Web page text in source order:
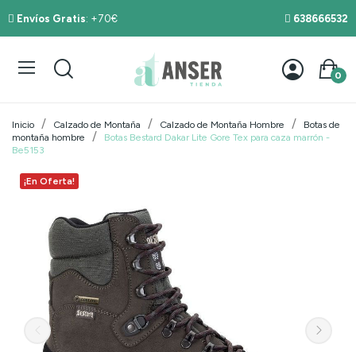
Envíos Gratis: +70€ 638666532
0
Inicio Calzado de Montaña Calzado de Montaña Hombre
Botas de
montaña hombre
Botas Bestard Dakar Lite Gore Tex para caza marrón -
Be5153
¡En Oferta!